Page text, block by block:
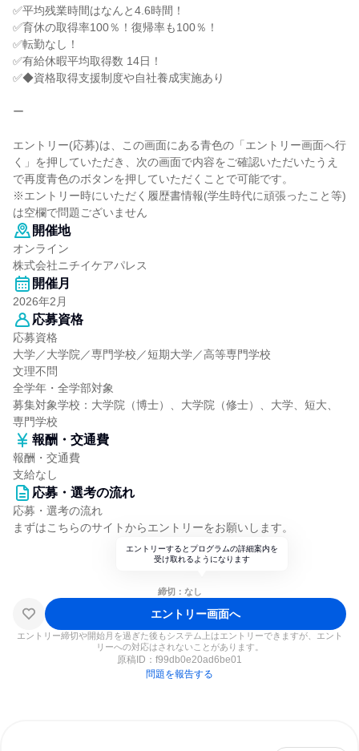
✅平均残業時間はなんと4.6時間！
✅育休の取得率100％！復帰率も100％！
✅転勤なし！
✅有給休暇平均取得数 14日！
✅◆資格取得支援制度や自社養成実施あり
ー
エントリー(応募)は、この画面にある青色の「エントリー画面へ行
く」を押していただき、次の画面で内容をご確認いただいたうえ
で再度青色のボタンを押していただくことで可能です。
※エントリー時にいただく履歴書情報(学生時代に頑張ったこと等)
は空欄で問題ございません
開催地
オンライン
株式会社ニチイケアパレス
開催月
2026年2月
応募資格
応募資格
大学／大学院／専門学校／短期大学／高等専門学校
文理不問
全学年・全学部対象
募集対象学校：大学院（博士）、大学院（修士）、大学、短大、
専門学校
報酬・交通費
報酬・交通費
支給なし
応募・選考の流れ
応募・選考の流れ
まずはこちらのサイトからエントリーをお願いします。
エントリーするとプログラムの詳細案内を
受け取れるようになります
締切：なし
エントリー画面へ
エントリー締切や開始月を過ぎた後もシステム上はエントリーできますが、エント
リーへの対応はされないことがあります。
原稿ID： f99db0e20ad6be01
問題を報告する